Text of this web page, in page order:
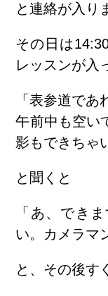
と連絡が入り
その日は
レッスンが入
「表参道であ
午前中も空い
影もできちゃ
と聞くと
「あ、でき
い。カメラマ
と、その後す